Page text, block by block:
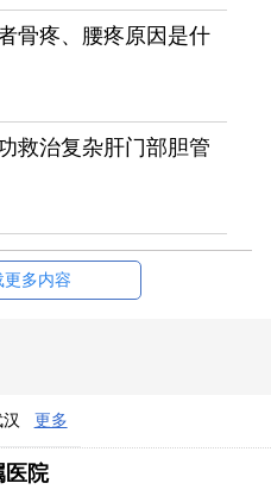
骨疼、腰疼原因是什
救治复杂肝门部胆管
更多内容
更多
医院